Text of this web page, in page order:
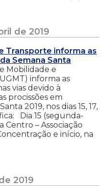
de 2019
Transporte informa as
Semana Santa
Mobilidade e
informa as
vias devido à
procissões em
2019, nos dias 15, 17,
Dia 15 (segunda-
Centro – Associação
e início, na
2019